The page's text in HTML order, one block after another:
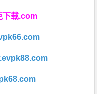
下载.com